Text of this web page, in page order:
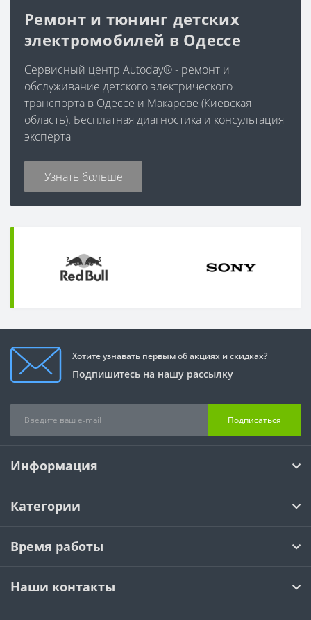
Ремонт и тюнинг детских
электромобилей в Одессе
Сервисный центр Autoday® - ремонт и
обслуживание детского электрического
транспорта в Одессе и Макарове (Киевская
область). Бесплатная диагностика и консультация
эксперта
Узнать больше
Хотите узнавать первым об акциях и скидках?
Подпишитесь на нашу рассылку
Подписаться
Информация
Категории
Время работы
Наши контакты